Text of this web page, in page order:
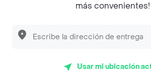
Sopitas y Frijoladas
más convenientes!
Usar mi ubicación